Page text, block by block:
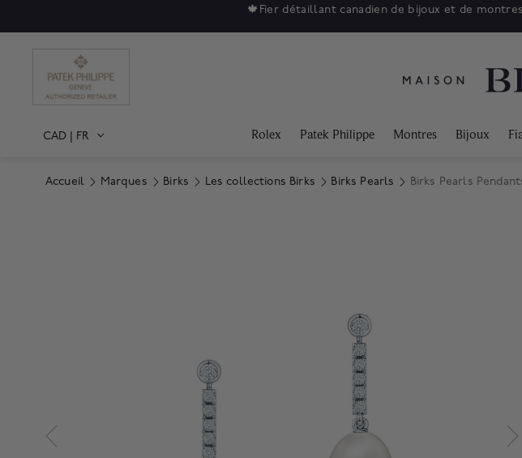
🍁 Fier détaillant canadien de bijoux et de montres
CAD | FR Rolex Patek Philippe Montres Bijoux
Accueil Marques Birks Les collections Birks Birks Pearls Birks Pearls